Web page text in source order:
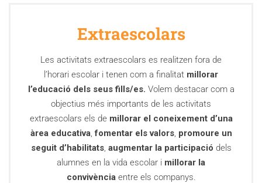
Extraescolars
Les activitats extraescolars es realitzen fora de
l’horari escolar i tenen com a finalitat millorar
l’educació dels seus fills/es. Volem destacar com a
objectius més importants de les activitats
extraescolars els de millorar el coneixement d’una
àrea educativa,fomentar els valors, promoure un
seguit d’habilitats, augmentar la participació dels
alumnes en la vida escolar i millorar la
convivènciaentre els companys.